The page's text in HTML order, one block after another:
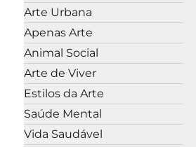
Arte Urbana
Apenas Arte
Animal Social
Arte de Viver
Estilos da Arte
Saúde Mental
Vida Saudável